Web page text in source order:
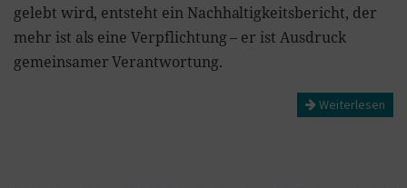
gelebt wird, entsteht ein Nachhaltigkeitsbericht, der
mehr ist als eine Verpflichtung – er ist Ausdruck
gemeinsamer Verantwortung.
Weiterlesen